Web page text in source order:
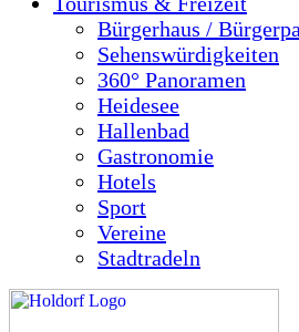
Bürgerhaus /
Sehenswürdigkeiten
360° Panoramen
Heidesee
Hallenbad
Gastronomie
Hotels
Sport
Vereine
Stadtradeln